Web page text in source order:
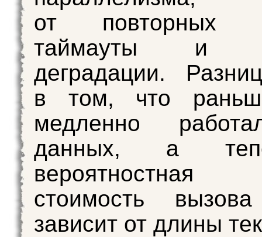
от повторных
таймауты и
деградации.
в том, что
медленно
данных, а
вероятностная
стоимость
зависит от длины